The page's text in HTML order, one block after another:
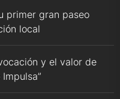
primer gran paseo
local
y el valor de